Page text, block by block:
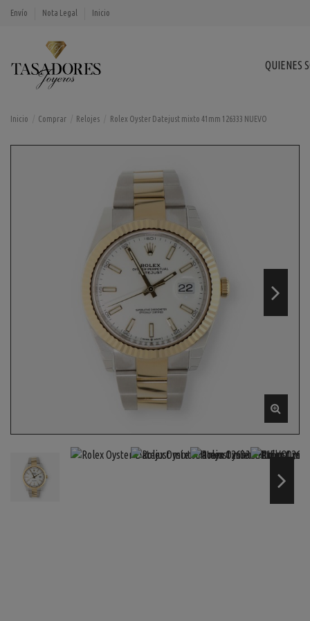
Envío Nota Legal Inicio
QUIENES
Inicio Comprar Relojes Rolex Oyster Datejust mixto 41mm 126333 NUEVO